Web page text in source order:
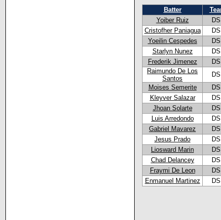
Batter
Yoiber Ruiz
Cristofher Paniagua
Yoeilin Cespedes
Starlyn Nunez
Frederik Jimenez
Raimundo De Los
Santos
Moises Semerite
Kleyver Salazar
Jhoan Solarte
Luis Arredondo
Gabriel Mavarez
Jesus Prado
Liosward Marin
Chad Delancey
Fraymi De Leon
Enmanuel Martinez